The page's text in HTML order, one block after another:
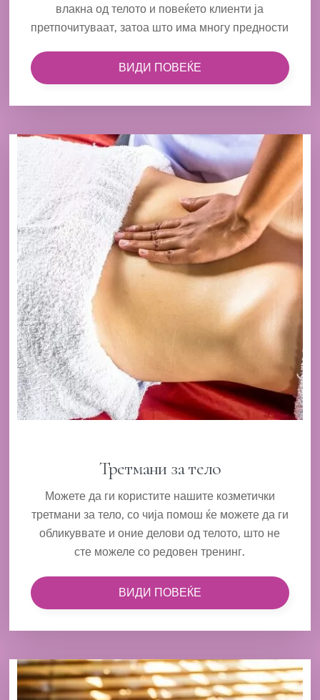
влакна од телото и повеќето клиенти ја
претпочитуваат, затоа што има многу предности
ВИДИ ПОВЕЌЕ
Третмани за тело
Можете да ги користите нашите козметички
третмани за тело, со чија помош ќе можете да ги
обликуввате и оние делови од телото, што не
сте можеле со редовен тренинг.
ВИДИ ПОВЕЌЕ